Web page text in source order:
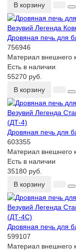
В корзину
Дровяная печь для
756946
Материал внешнего
Есть в наличии
55270 руб.
В корзину
Дровяная печь для
603355
Материал внешнего
Есть в наличии
35180 руб.
В корзину
Дровяная печь для
599107
Материал внешнего